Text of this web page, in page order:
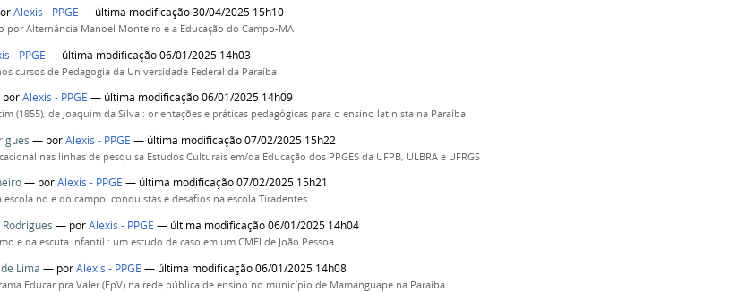
Alexis - PPGE — última modificação 30/04/2025 15h10
por Alternância Manoel Monteiro e a Educação do Campo-MA
- PPGE — última modificação 06/01/2025 14h03
cursos de Pedagogia da Universidade Federal da Paraíba
porAlexis - PPGE — última modificação 06/01/2025 14h09
(1855), de Joaquim da Silva : orientações e práticas pedagógicas para o ensino latinista na Paraíba
— porAlexis - PPGE — última modificação 07/02/2025 15h22
nas linhas de pesquisa Estudos Culturais em/da Educação dos PPGES da UFPB, ULBRA e UFRGS
— porAlexis - PPGE — última modificação 07/02/2025 15h21
no e do campo: conquistas e desafios na escola Tiradentes
— porAlexis - PPGE — última modificação 06/01/2025 14h04
e da escuta infantil : um estudo de caso em um CMEI de João Pessoa
Lima — porAlexis - PPGE — última modificação 06/01/2025 14h08
Educar pra Valer (EpV) na rede pública de ensino no município de Mamanguape na Paraíba